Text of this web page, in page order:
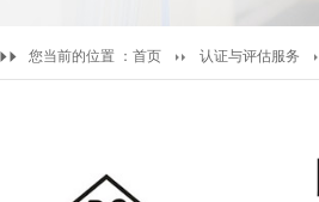
您当前的位置 ： 首页 认证与评估服务